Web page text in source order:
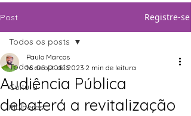
Post Registre-se
Todos os posts
Cultura
Mulheres
Todos os posts
Audiência Pública
debaterá a revitalização
Paulo Marcos
16 de out. de 2023 2 min de leitura